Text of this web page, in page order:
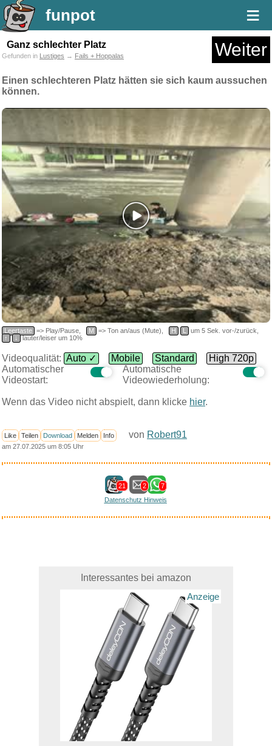
funpot ≡
Ganz schlechter Platz Weiter
Gefunden in Lustiges → Fails + Hoppalas
Einen schlechteren Platz hätten sie sich kaum aussuchen
können.
Leertaste => Play/Pause, M => Ton an/aus (Mute), H L
um 5 Sek. vor-/zurück,
↑
↓ lauter/leiser um 10%
Videoqualität: Auto ✓ Mobile Standard
High 720p
Automatischer
Videostart:
Automatische
Videowiederholung:
Wenn das Video nicht abspielt, dann klicke hier.
Like Teilen Download Melden Info von Robert91
am 27.07.2025 um 8:05 Uhr
21 2
7
Datenschutz Hinweis
Interessantes bei amazon
Anzeige